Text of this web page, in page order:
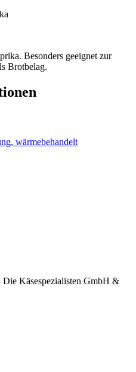
Besonders geeignet zur
Brotbelag.
wärmebehandelt
Käsespezialisten GmbH &